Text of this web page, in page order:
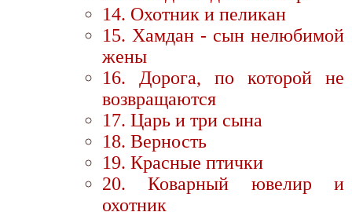
14. Охотник и пеликан
15. Хамдан - сын нелюбимой
жены
16. Дорога, по которой не
возвращаются
17. Царь и три сына
18. Верность
19. Красные птички
20. Коварный ювелир и
охотник